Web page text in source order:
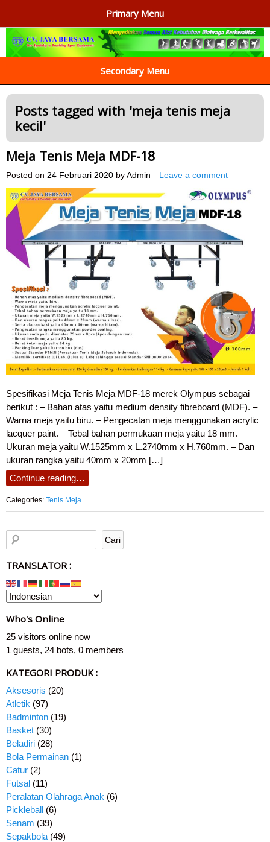
Primary Menu
AGEN ALAT OLAHRAGA
Menyediakan Alat Olahraga Terlengkap di Indonesia
Secondary Menu
Posts tagged with 'meja tenis meja
kecil'
Meja Tenis Meja MDF-18
Posted on 24 Februari 2020 by Admin Leave a comment
Spesifikasi Meja Tenis Meja MDF-18 merek Olympus sebagai
berikut : – Bahan atas yaitu medium density fibreboard (MDF). –
Warna meja yaitu biru. – Pengecatan meja menggunakan acrylic
lacquer paint. – Tebal bahan permukaan meja yaitu 18 mm. –
Ukuran meja yaitu W.1525mm x L.2740mm x H.760mm. – Dan
ukuran rangka yaitu 40mm x 20mm […]
Continue reading…
Categories: Tenis Meja
TRANSLATOR :
Who's Online
25 visitors online now
1 guests, 24 bots, 0 members
KATEGORI PRODUK :
Aksesoris (20)
Atletik (97)
Badminton (19)
Basket (30)
Beladiri (28)
Bola Permainan (1)
Catur (2)
Futsal (11)
Peralatan Olahraga Anak (6)
Pickleball (6)
Senam (39)
Sepakbola (49)